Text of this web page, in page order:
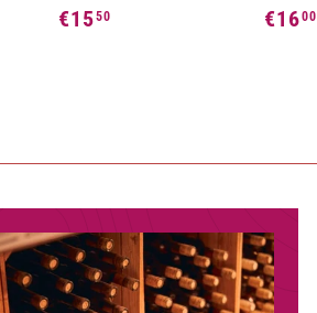
€1550
0
€1600